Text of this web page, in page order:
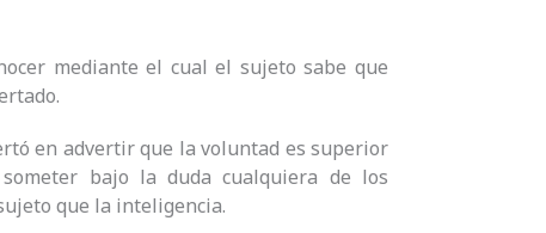
mediante el cual el sujeto sabe que
en advertir que la voluntad es superior
bajo la duda cualquiera de los
que la inteligencia.